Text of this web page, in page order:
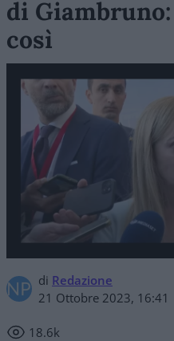
di
così
di Redazione
21 Ottobre 2023, 16:41
18.6k